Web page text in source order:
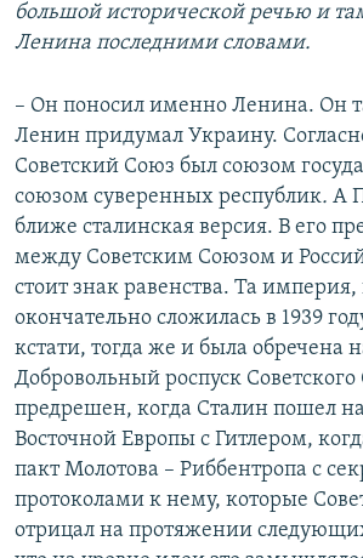
большой исторической речью и
Ленина последними словами.
– Он поносил именно Ленина. Он
Ленин придумал Украину.
Советский Союз был союзом
союзом суверенных республик. А
ближе сталинская версия. В его
между Советским Союзом и
стоит знак равенства. Та империя,
окончательно сложилась в 1939
кстати, тогда же и была обречена
Добровольный роспуск
предрешен, когда Сталин пошел
Восточной Европы с Гитлером,
пакт Молотова – Риббентропа с
протоколами к нему, которые
отрицал на протяжении